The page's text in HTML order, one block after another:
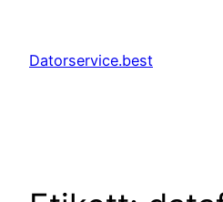
innehåll
Datorservice.best